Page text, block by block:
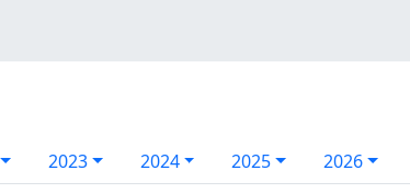
2023 2024 2025 2026